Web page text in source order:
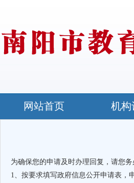
网站首页 机构
为确保您的申请及时办理回复，请您务
1、按要求填写政府信息公开申请表，